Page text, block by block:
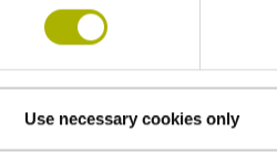
Use necessary cookies only
ちらも簡単な操作が特長で、結
ーダの調整、監視、診断を簡単
ウェアアップデートにより常に
することができます。
び調整用の持ち運び可能な検査